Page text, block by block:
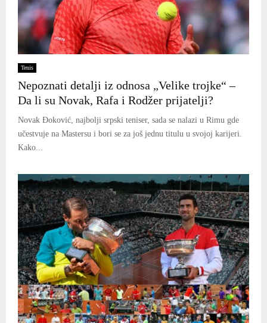
Tenis
Nepoznati detalji iz odnosa „Velike trojke“ –
Da li su Novak, Rafa i Rodžer prijatelji?
Novak Đoković, najbolji srpski teniser, sada se nalazi u Rimu gde
učestvuje na Mastersu i bori se za još jednu titulu u svojoj karijeri.
Kako...